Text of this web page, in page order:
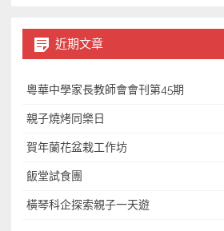
會
導
覽
近期文章
粵華中學家長教師會會刊第45期
親子燒烤同樂日
賀年蘭花盆栽工作坊
飯堂試食團
橫琴科企探索親子一天遊